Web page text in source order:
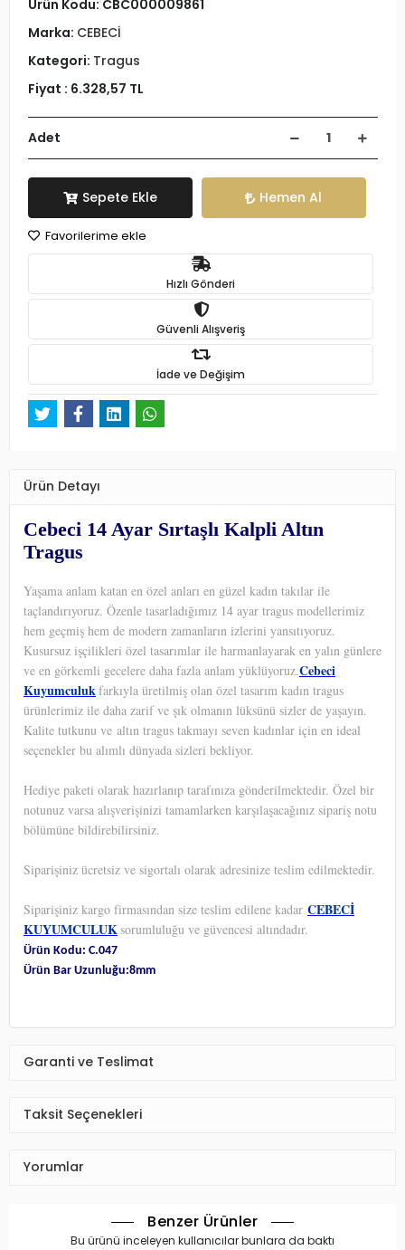
Ürün Kodu: CBC000009861
Marka: CEBECİ
Kategori: Tragus
Fiyat : 6.328,57 TL
Adet
Sepete Ekle Hemen Al
Favorilerime ekle
Hızlı Gönderi
Güvenli Alışveriş
İade ve Değişim
Ürün Detayı
Cebeci 14 Ayar Sırtaşlı Kalpli Altın
Tragus
Yaşama anlam katan en özel anları en güzel kadın takılar ile
taçlandırıyoruz. Özenle tasarladığımız 14 ayar tragus modellerimiz
hem geçmiş hem de modern zamanların izlerini yansıtıyoruz.
Kusursuz işçilikleri özel tasarımlar ile harmanlayarak en yalın günlere
ve en görkemli gecelere daha fazla anlam yüklüyoruz.Cebeci
Kuyumculukfarkıyla üretilmiş olan özel tasarım kadın tragus
ürünlerimiz ile daha zarif ve şık olmanın lüksünü sizler de yaşayın.
Kalite tutkunu ve altın tragus takmayı seven kadınlar için en ideal
seçenekler bu alımlı dünyada sizleri bekliyor.
Hediye paketi olarak hazırlanıp tarafınıza gönderilmektedir. Özel bir
notunuz varsa alışverişinizi tamamlarken karşılaşacağınız sipariş notu
bölümüne bildirebilirsiniz.
Siparişiniz ücretsiz ve sigortalı olarak adresinize teslim edilmektedir.
Siparişiniz kargo firmasından size teslim edilene kadar CEBECİ
KUYUMCULUKsorumluluğu ve güvencesi altındadır.
Ürün Kodu: C.047
Ürün Bar Uzunluğu:8mm
Garanti ve Teslimat
Taksit Seçenekleri
Yorumlar
Benzer Ürünler
Bu ürünü inceleyen kullanıcılar bunlara da baktı